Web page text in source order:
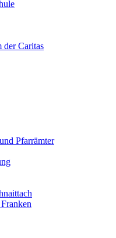
der Caritas
Pfarrämter